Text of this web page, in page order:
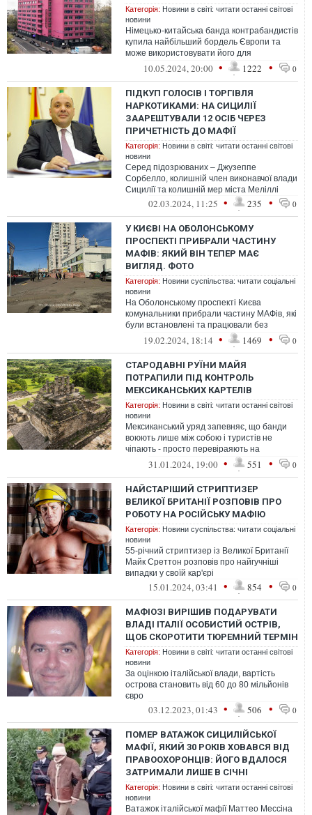
Категорія: Новини в світі: читати останні світові
новини
Німецько-китайська банда контрабандистів
купила найбільший бордель Європи та
може використовувати його для
вербування шпигунів і відмивання грошей.
10.05.2024, 20:00 • 1222 • 0
ПІДКУП ГОЛОСІВ І ТОРГІВЛЯ
НАРКОТИКАМИ: НА СИЦИЛІЇ
ЗААРЕШТУВАЛИ 12 ОСІБ ЧЕРЕЗ
ПРИЧЕТНІСТЬ ДО МАФІЇ
Категорія: Новини в світі: читати останні світові
новини
Серед підозрюваних – Джузеппе
Сорбелло, колишній член виконавчої влади
Сицилії та колишній мер міста Меліллі
02.03.2024, 11:25 • 235 • 0
У КИЄВІ НА ОБОЛОНСЬКОМУ
ПРОСПЕКТІ ПРИБРАЛИ ЧАСТИНУ
МАФІВ: ЯКИЙ ВІН ТЕПЕР МАЄ
ВИГЛЯД. ФОТО
Категорія: Новини суспільства: читати соціальні
новини
На Оболонському проспекті Києва
комунальники прибрали частину МАФів, які
були встановлені та працювали без
відповідних документів. Навесні на місці
19.02.2024, 18:14 • 1469 • 0
СТАРОДАВНІ РУЇНИ МАЙЯ
ПОТРАПИЛИ ПІД КОНТРОЛЬ
МЕКСИКАНСЬКИХ КАРТЕЛІВ
Категорія: Новини в світі: читати останні світові
новини
Мексиканський уряд запевняє, що банди
воюють лише між собою і туристів не
чіпають - просто перевіраяють на
блокпостах.31.01.2024, 19:00 • 551 • 0
НАЙСТАРІШИЙ СТРИПТИЗЕР
ВЕЛИКОЇ БРИТАНІЇ РОЗПОВІВ ПРО
РОБОТУ НА РОСІЙСЬКУ МАФІЮ
Категорія: Новини суспільства: читати соціальні
новини
55-річний стриптизер із Великої Британії
Майк Среттон розповів про найгучніші
випадки у своїй кар'єрі
15.01.2024, 03:41 • 854 • 0
МАФІОЗІ ВИРІШИВ ПОДАРУВАТИ
ВЛАДІ ІТАЛІЇ ОСОБИСТИЙ ОСТРІВ,
ЩОБ СКОРОТИТИ ТЮРЕМНИЙ ТЕРМІН
Категорія: Новини в світі: читати останні світові
новини
За оцінкою італійської влади, вартість
острова становить від 60 до 80 мільйонів
євро
03.12.2023, 01:43 • 506 • 0
ПОМЕР ВАТАЖОК СИЦИЛІЙСЬКОЇ
МАФІЇ, ЯКИЙ 30 РОКІВ ХОВАВСЯ ВІД
ПРАВООХОРОНЦІВ: ЙОГО ВДАЛОСЯ
ЗАТРИМАЛИ ЛИШЕ В СІЧНІ
Категорія: Новини в світі: читати останні світові
новини
Ватажок італійської мафії Маттео Мессіна